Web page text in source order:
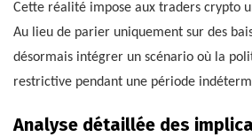
Cette réalité impose aux traders crypto
Au lieu de parier uniquement sur des
désormais intégrer un scénario où la
restrictive pendant une période
Analyse détaillée des